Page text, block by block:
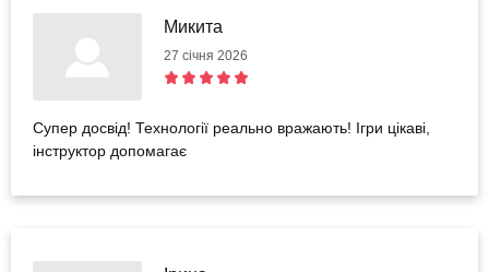
Микита
27 січня 2026
Супер досвід! Технології реально вражають! Ігри цікаві,
інструктор допомагає